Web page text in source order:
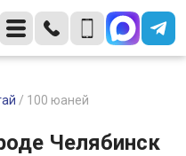
/ 100 юаней
Челябинск